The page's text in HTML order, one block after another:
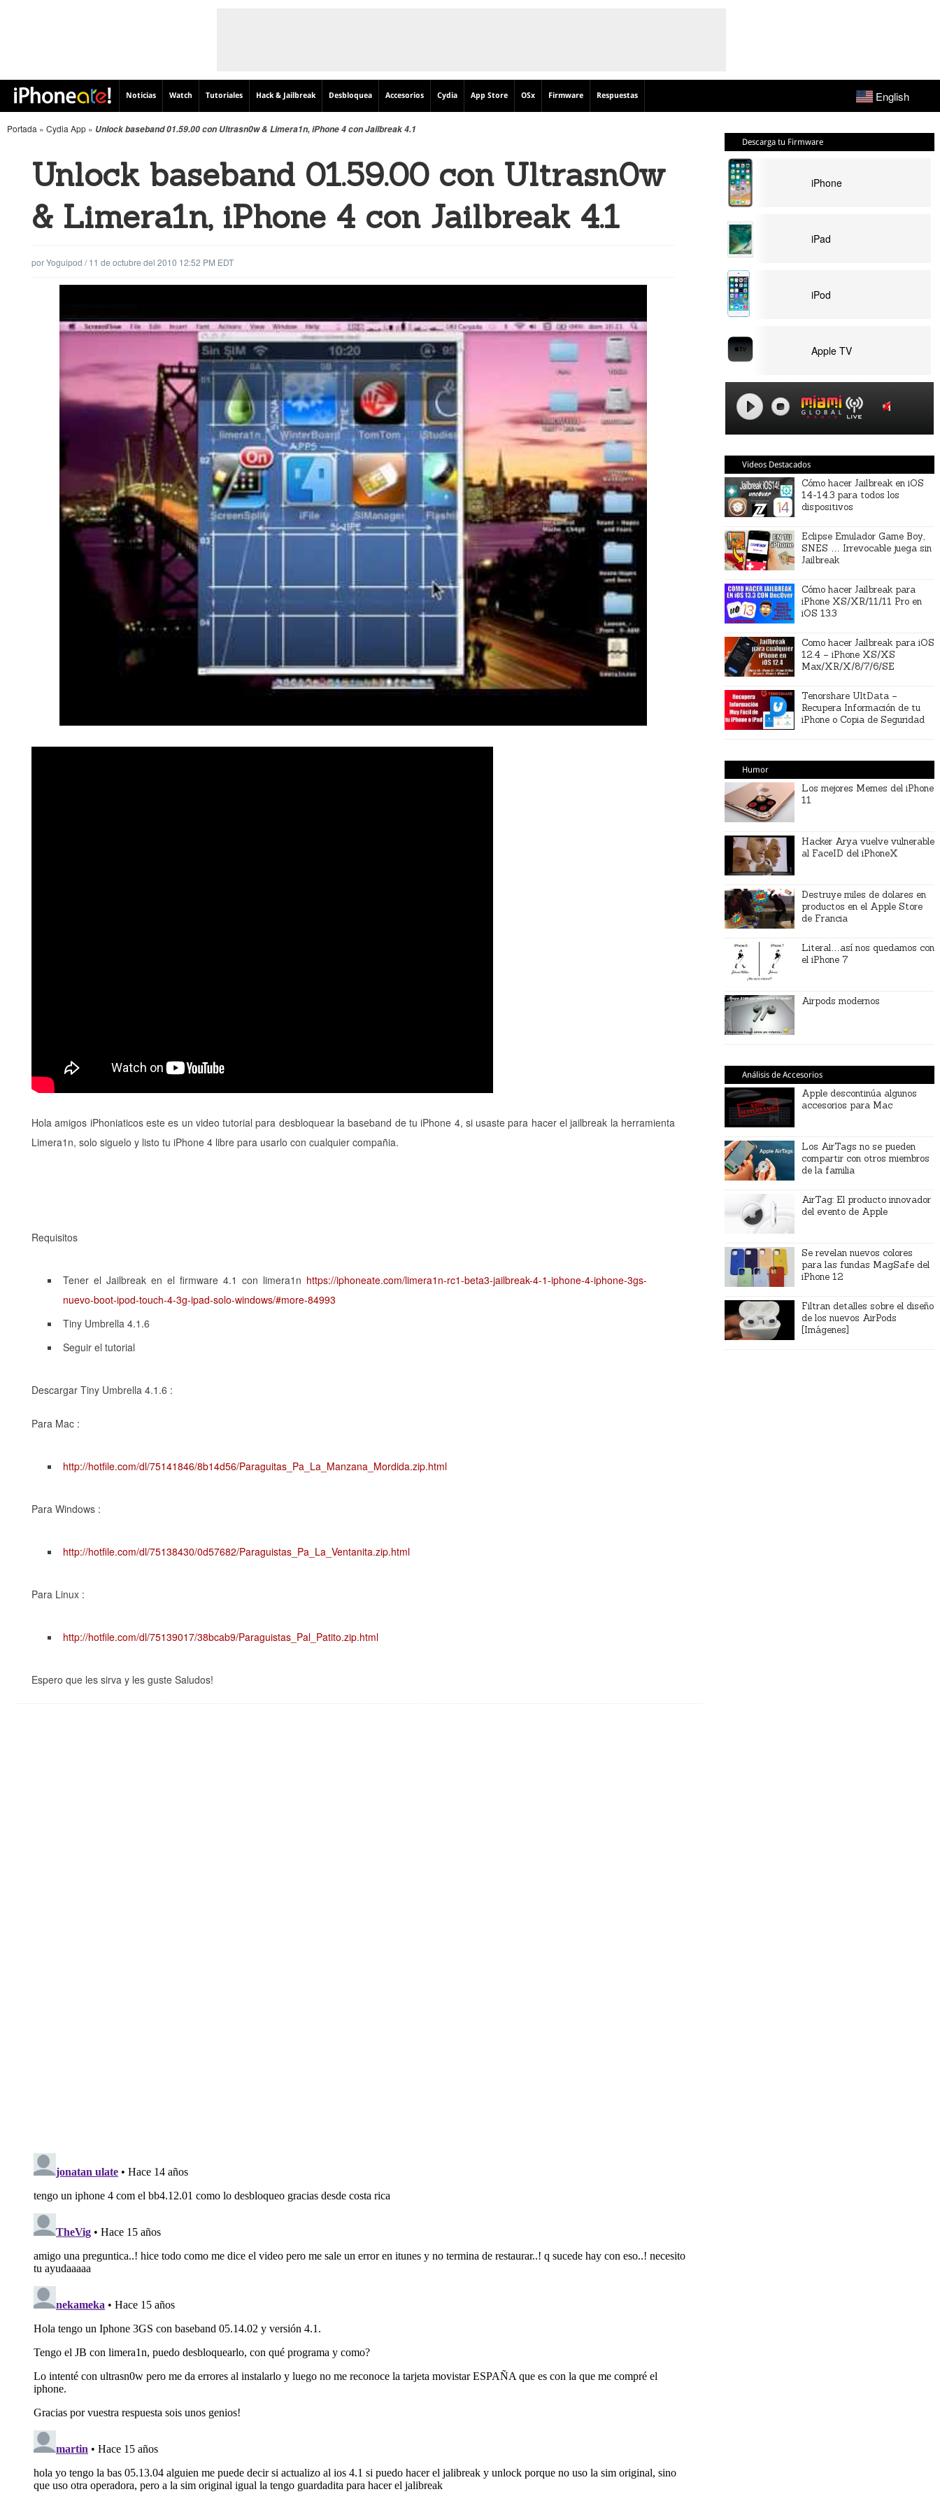
Noticias Watch Tutoriales Hack & Jailbreak Desbloquea Accesorios Cydia App Store OSx Firmware Respuestas English
Portada » Cydia App » Unlock baseband 01.59.00 con Ultrasn0w & Limera1n, iPhone 4 con Jailbreak 4.1
Unlock baseband 01.59.00 con Ultrasn0w
& Limera1n, iPhone 4 con Jailbreak 4.1
porYoguipod /11 de octubre del 2010 12:52 PM EDT
Hola amigos iPhoniaticos este es un video tutorial para desbloquear la baseband de tu iPhone 4, si usaste para hacer el jailbreak la herramienta
Limera1n, solo siguelo y listo tu iPhone 4 libre para usarlo con cualquier compañia.
Requisitos
Tener el Jailbreak en el firmware 4.1 con limera1n https://iphoneate.com/limera1n-rc1-beta3-jailbreak-4-1-iphone-4-iphone-3gs-
nuevo-boot-ipod-touch-4-3g-ipad-solo-windows/#more-84993
Tiny Umbrella 4.1.6
Seguir el tutorial
Descargar Tiny Umbrella 4.1.6 :
Para Mac :
http://hotfile.com/dl/75141846/8b14d56/Paraguitas_Pa_La_Manzana_Mordida.zip.html
Para Windows :
http://hotfile.com/dl/75138430/0d57682/Paraguistas_Pa_La_Ventanita.zip.html
Para Linux :
http://hotfile.com/dl/75139017/38bcab9/Paraguistas_Pal_Patito.zip.html
Espero que les sirva y les guste Saludos!
Descarga tu Firmware
iPhone
iPad
iPod
Apple TV
Videos Destacados
Cómo hacer Jailbreak en iOS
14-14.3 para todos los
dispositivos
Eclipse Emulador Game Boy,
SNES … Irrevocable juega sin
Jailbreak
Cómo hacer Jailbreak para
iPhone XS/XR/11/11 Pro en
iOS 13.3
Como hacer Jailbreak para iOS
12.4 – iPhone XS/XS
Max/XR/X/8/7/6/SE
Tenorshare UltData –
Recupera Información de tu
iPhone o Copia de Seguridad
Humor
Los mejores Memes del iPhone
11
Hacker Arya vuelve vulnerable
al FaceID del iPhoneX
Destruye miles de dolares en
productos en el Apple Store
de Francia
Literal…así nos quedamos con
el iPhone 7
Airpods modernos
Análisis de Accesorios
Apple descontinúa algunos
accesorios para Mac
Los AirTags no se pueden
compartir con otros miembros
de la familia
AirTag: El producto innovador
del evento de Apple
Se revelan nuevos colores
para las fundas MagSafe del
iPhone 12
Filtran detalles sobre el diseño
de los nuevos AirPods
[Imágenes]